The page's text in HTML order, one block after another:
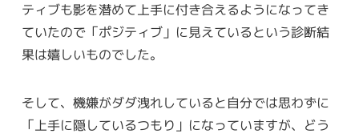
ティブも影を潜めて上手に付き合えるようになってき
ていたので「ポジティブ」に見えているという診断結
果は嬉しいものでした。
そして、機嫌がダダ洩れしていると自分では思わずに
「上手に隠しているつもり」になっていますが、どう